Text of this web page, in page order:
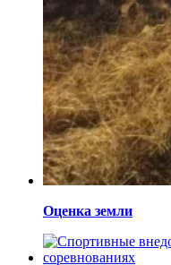
Оценка земли